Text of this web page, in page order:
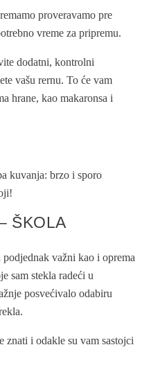
proveravamo pre
vreme za pripremu.
dodatni, kontrolni
vašu rernu. To će vam
hrane, kao makaronsa i
kuvanja: brzo i sporo
ŠKOLA
važni kao i oprema
sam stekla radeći u
posvećivalo odabiru
znati i odakle su vam sastojci